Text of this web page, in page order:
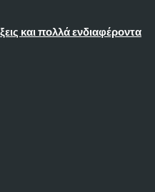
και πολλά ενδιαφέροντα